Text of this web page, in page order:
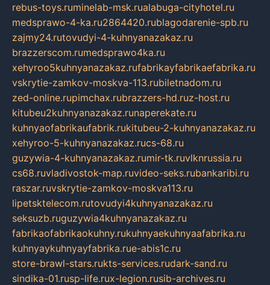
rebus-toys.ruminelab-msk.rualabuga-cityhotel.ru
medsprawo-4-ka.ru2864420.rublagodarenie-spb.ru
zajmy24.rutovudyi-4-kuhnyanazakaz.ru
brazzerscom.rumedsprawo4ka.ru
xehyroo5kuhnyanazakaz.rufabrikayfabrikaefabrika.ru
vskrytie-zamkov-moskva-113.rubiletnadom.ru
zed-online.rupimchax.rubrazzers-hd.ruz-host.ru
kitubeu2kuhnyanazakaz.runaperekate.ru
kuhnyaofabrikaufabrik.rukitubeu-2-kuhnyanazakaz.ru
xehyroo-5-kuhnyanazakaz.rucs-68.ru
guzywia-4-kuhnyanazakaz.rumir-tk.ruvlknrussia.ru
cs68.ruvladivostok-map.ruvideo-seks.rubankaribi.ru
raszar.ruvskrytie-zamkov-moskva113.ru
lipetsktelecom.rutovudyi4kuhnyanazakaz.ru
seksuzb.ruguzywia4kuhnyanazakaz.ru
fabrikaofabrikaokuhny.rukuhnyaekuhnyaafabrika.ru
kuhnyaykuhnyayfabrika.rue-abis1c.ru
store-brawl-stars.rukts-services.rudark-sand.ru
sindika-01.rusp-life.rux-legion.rusib-archives.ru